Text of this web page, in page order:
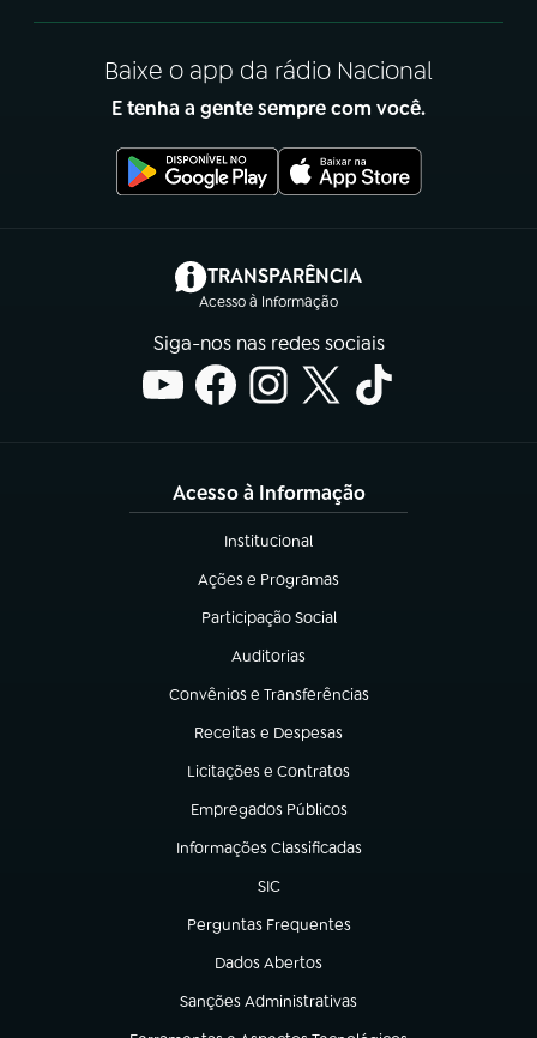
Baixe o app da rádio Nacional
E tenha a gente sempre com você.
TRANSPARÊNCIA
Acesso à Informação
(abre em nova aba)
Siga-nos nas redes sociais
Acesso à Informação
Institucional
(abre em nova aba)
Ações e Programas
(abre em nova aba)
Participação Social
(abre em nova aba)
Auditorias
(abre em nova aba)
Convênios e Transferências
(abre em nova aba)
Receitas e Despesas
(abre em nova aba)
Licitações e Contratos
(abre em nova aba)
Empregados Públicos
(abre em nova aba)
Informações Classificadas
(abre em nova aba)
SIC
(abre em nova aba)
Perguntas Frequentes
(abre em nova aba)
Dados Abertos
(abre em nova aba)
Sanções Administrativas
(abre em nova aba)